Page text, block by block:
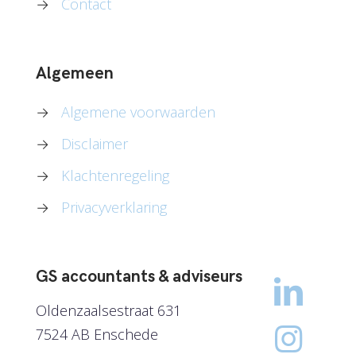
Algemeen
→
Algemene voorwaarden
→
Disclaimer
→
Klachtenregeling
→
Privacyverklaring
GS accountants & adviseurs
Oldenzaalsestraat 631
7524 AB Enschede